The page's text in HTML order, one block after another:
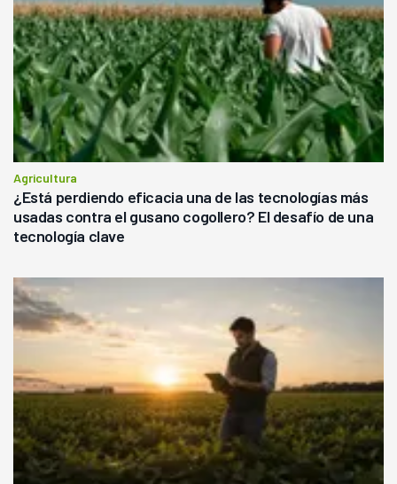
Agricultura
¿Está perdiendo eficacia una de las tecnologías más
usadas contra el gusano cogollero? El desafío de una
tecnología clave